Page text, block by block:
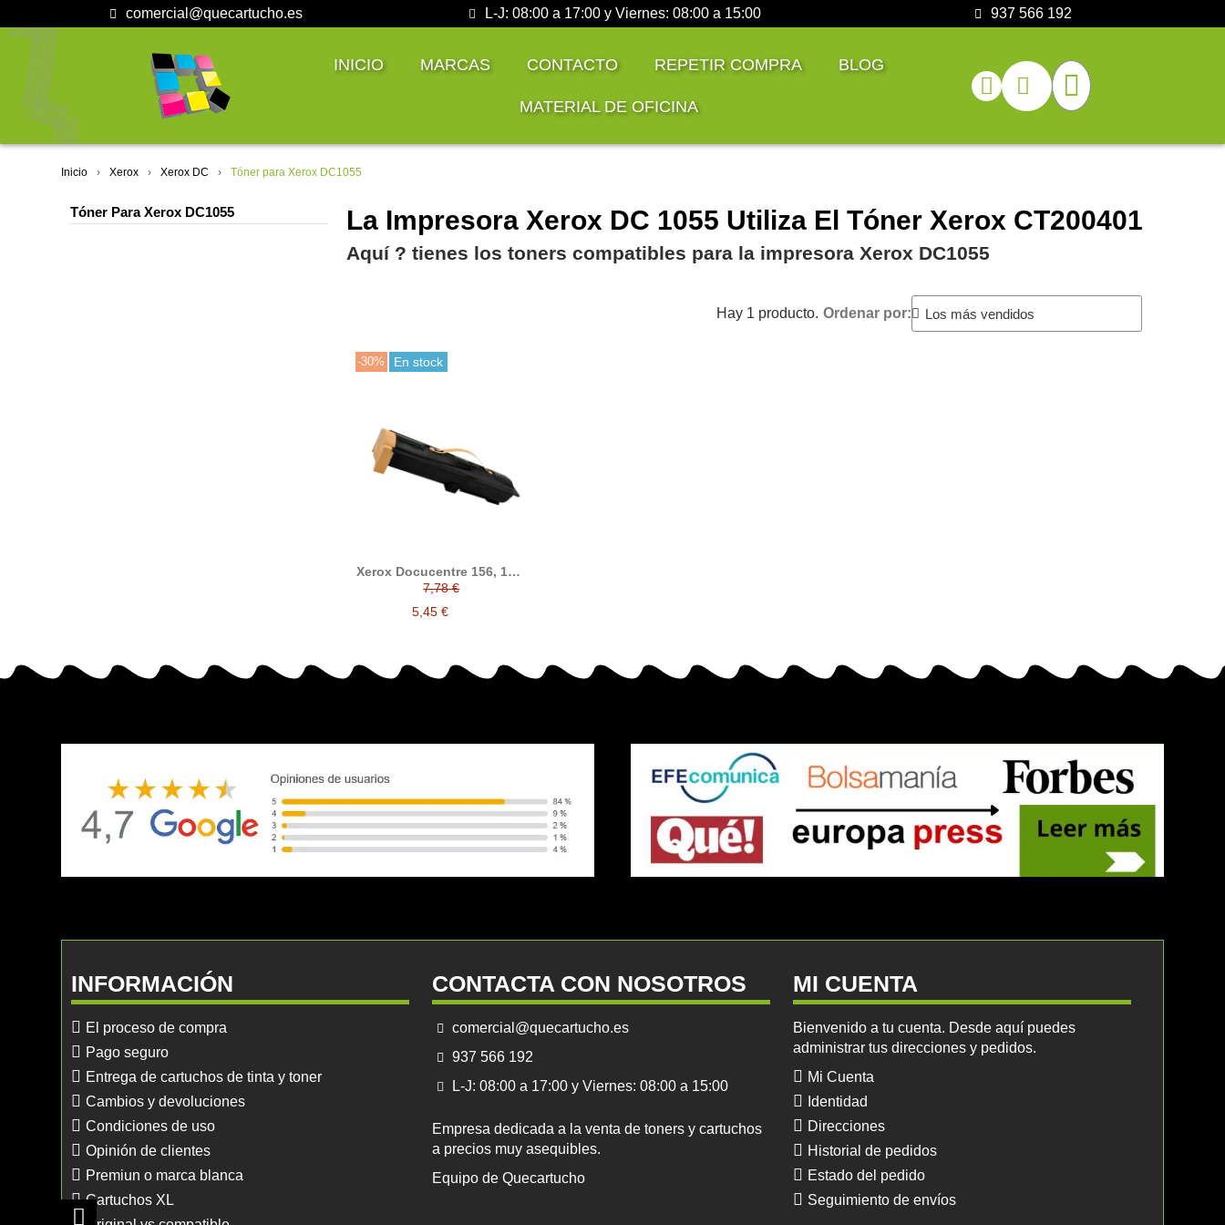
comercial@quecartucho.es L-J: 08:00 a 17:00 y Viernes: 08:00 a 15:00 937 566 192
INICIO MARCAS CONTACTO REPETIR COMPRA BLOG
MATERIAL DE OFICINA
Inicio Xerox Xerox DC Tóner para Xerox DC1055
Tóner Para Xerox DC1055 La Impresora Xerox DC 1055 Utiliza El Tóner Xerox CT200401
Aquí ? tienes los toners compatibles para la impresora Xerox DC1055
Hay 1 producto. Ordenar por:
-30% En stock
Xerox Docucentre 156, 186,
1085, 1055 tóner
compatible
7,78 €
5,45 €
INFORMACIÓN
El proceso de compra
Pago seguro
Entrega de cartuchos de tinta y toner
Cambios y devoluciones
Condiciones de uso
Opinión de clientes
Premiun o marca blanca
Cartuchos XL
CONTACTA CON NOSOTROS
comercial@quecartucho.es
937 566 192
L-J: 08:00 a 17:00 y Viernes: 08:00 a 15:00
Empresa dedicada a la venta de toners y cartuchos
a precios muy asequibles.
Equipo de Quecartucho
MI CUENTA
Bienvenido a tu cuenta. Desde aquí puedes
administrar tus direcciones y pedidos.
Mi Cuenta
Identidad
Direcciones
Historial de pedidos
Estado del pedido
Seguimiento de envíos